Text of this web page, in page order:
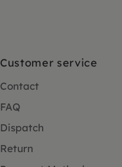
Customer service
Contact
FAQ
Dispatch
Return